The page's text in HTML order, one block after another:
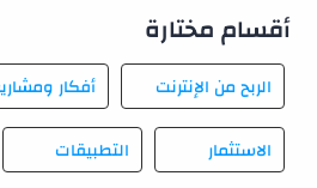
أقسام مختارة
الربح من الإنترنت أفكار
الاستثمار التطبيقات